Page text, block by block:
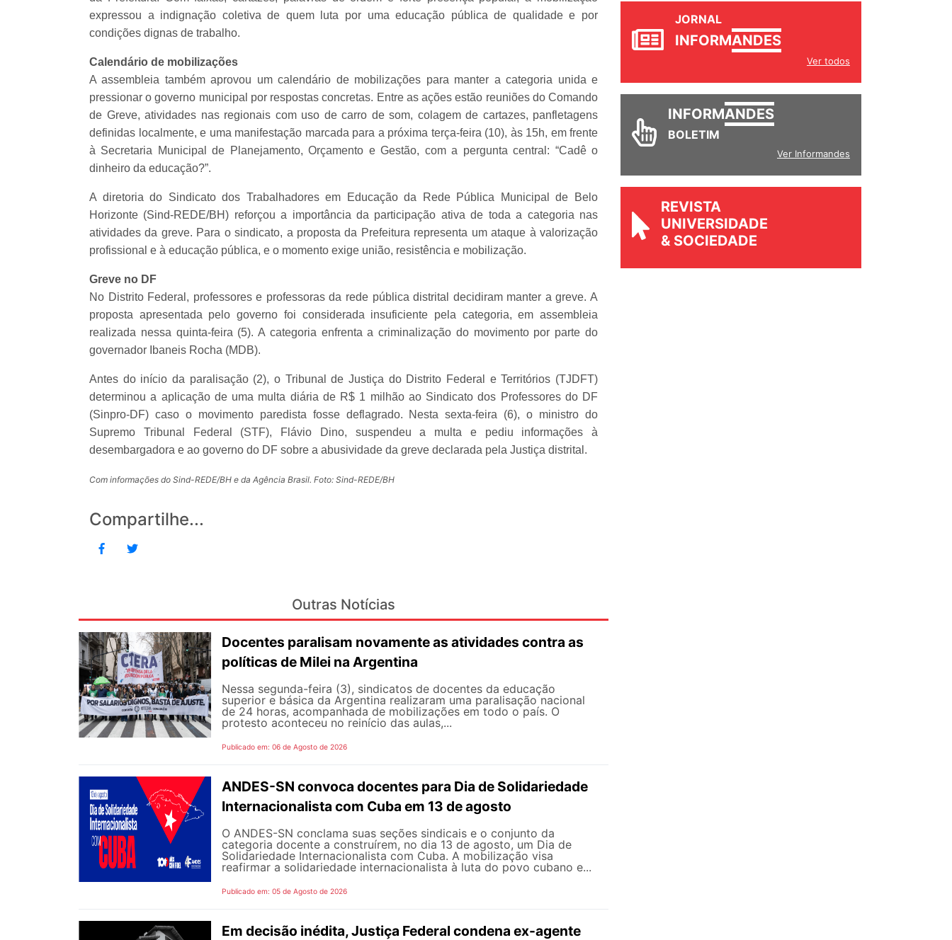
expressou a indignação coletiva de quem luta por uma educação pública de qualidade e por
condições dignas de trabalho.
Calendário de mobilizações
A assembleia também aprovou um calendário de mobilizações para manter a categoria unida e
pressionar o governo municipal por respostas concretas. Entre as ações estão reuniões do Comando
de Greve, atividades nas regionais com uso de carro de som, colagem de cartazes, panfletagens
definidas localmente, e uma manifestação marcada para a próxima terça-feira (10), às 15h, em frente
à Secretaria Municipal de Planejamento, Orçamento e Gestão, com a pergunta central: “Cadê o
dinheiro da educação?”.
A diretoria do Sindicato dos Trabalhadores em Educação da Rede Pública Municipal de Belo
Horizonte (Sind-REDE/BH) reforçou a importância da participação ativa de toda a categoria nas
atividades da greve. Para o sindicato, a proposta da Prefeitura representa um ataque à valorização
profissional e à educação pública, e o momento exige união, resistência e mobilização.
Greve no DF
No Distrito Federal, professores e professoras da rede pública distrital decidiram manter a greve. A
proposta apresentada pelo governo foi considerada insuficiente pela categoria, em assembleia
realizada nessa quinta-feira (5). A categoria enfrenta a criminalização do movimento por parte do
governador Ibaneis Rocha (MDB).
Antes do início da paralisação (2), o Tribunal de Justiça do Distrito Federal e Territórios (TJDFT)
determinou a aplicação de uma multa diária de R$ 1 milhão ao Sindicato dos Professores do DF
(Sinpro-DF) caso o movimento paredista fosse deflagrado. Nesta sexta-feira (6), o ministro do
Supremo Tribunal Federal (STF), Flávio Dino, suspendeu a multa e pediu informações à
desembargadora e ao governo do DF sobre a abusividade da greve declarada pela Justiça distrital.
Com informações do Sind-REDE/BH e da Agência Brasil. Foto: Sind-REDE/BH
Compartilhe...
Outras Notícias
Docentes paralisam novamente as atividades contra as
políticas de Milei na Argentina
Nessa segunda-feira (3), sindicatos de docentes da educação
superior e básica da Argentina realizaram uma paralisação nacional
de 24 horas, acompanhada de mobilizações em todo o país. O
protesto aconteceu no reinício das aulas,...
Publicado em: 06 de Agosto de 2026
ANDES-SN convoca docentes para Dia de Solidariedade
Internacionalista com Cuba em 13 de agosto
O ANDES-SN conclama suas seções sindicais e o conjunto da
categoria docente a construírem, no dia 13 de agosto, um Dia de
Solidariedade Internacionalista com Cuba. A mobilização visa
reafirmar a solidariedade internacionalista à luta do povo cubano e...
Publicado em: 05 de Agosto de 2026
Em decisão inédita, Justiça Federal condena ex-agente
JORNAL
INFORMANDES
Ver todos
INFORMANDES
BOLETIM
Ver Informandes
REVISTA
UNIVERSIDADE
& SOCIEDADE